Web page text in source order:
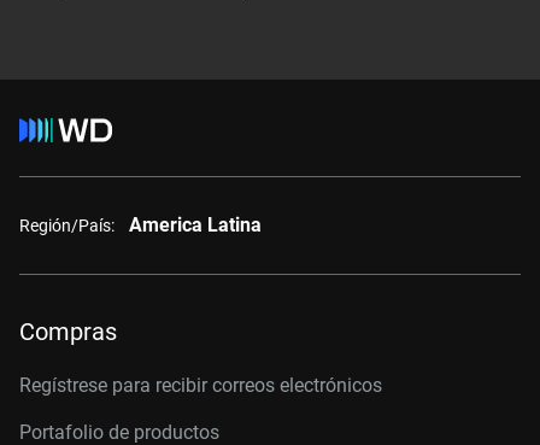
Región/País: America Latina
Compras
Regístrese para recibir correos electrónicos
Portafolio de productos